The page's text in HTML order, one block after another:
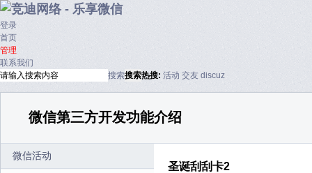
登录
首页
管理
联系我们
搜索搜索热搜: 活动 交友 discuz
微信第三方开发功能介绍
微信活动
圣诞刮刮卡2